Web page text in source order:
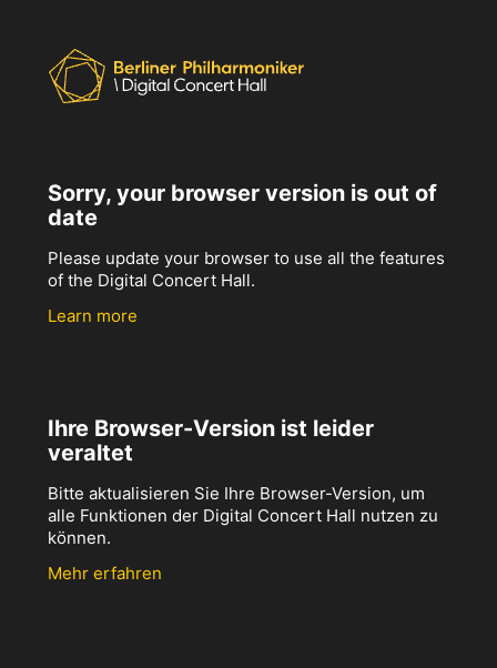
Sorry, your browser version is out of
date
Please update your browser to use all the features
of the Digital Concert Hall.
Learn more
Ihre Browser-Version ist leider
veraltet
Bitte aktualisieren Sie Ihre Browser-Version, um
alle Funktionen der Digital Concert Hall nutzen zu
können.
Mehr erfahren